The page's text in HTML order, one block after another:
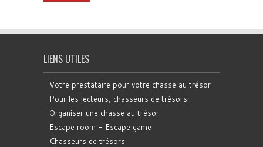
LIENS UTILES
Votre prestataire pour votre chasse au trésor
Pour les lecteurs, chasseurs de trésorsr
Organiser une chasse au trésor
Escape room - Escape game
Chasseurs de trésors